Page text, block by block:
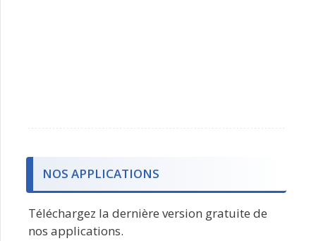
NOS APPLICATIONS
Téléchargez la dernière version gratuite de
nos applications.